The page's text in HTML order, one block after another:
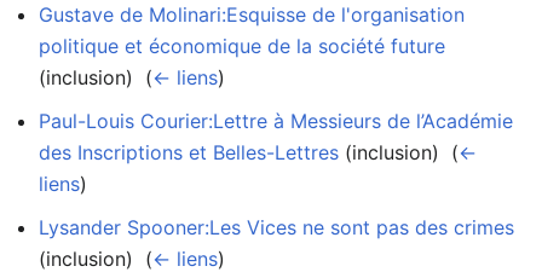
Gustave de Molinari:Esquisse de l'organisation
politique et économique de la société future
(inclusion) ‎ (← liens)
Paul-Louis Courier:Lettre à Messieurs de l’Académie
des Inscriptions et Belles-Lettres (inclusion) ‎ (←
liens)
Lysander Spooner:Les Vices ne sont pas des crimes
(inclusion) ‎ (← liens)